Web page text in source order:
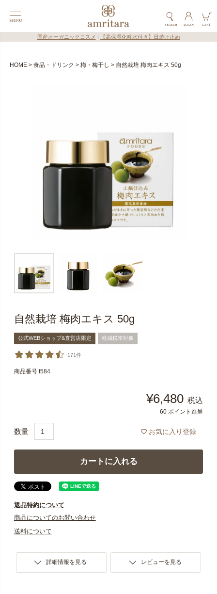
国産オーガニックコスメ 【高保湿化粧水付き】日焼け止め
HOME 食品・ドリンク 梅・梅干し 自然栽培 梅肉エキス 50g
自然栽培 梅肉エキス 50g
公式WEBショップ&直営店限定 軽減税率対象
171件
商品番号 f584
¥6,480 税込
60 ポイント進呈
お気に入り登録
カートに入れる
返品特約について
商品についてのお問い合わせ
送料について
詳細情報を見る レビューを見る